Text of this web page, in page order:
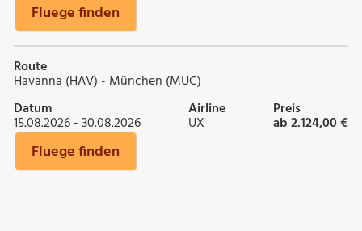
Fluege finden
Route
Havanna (HAV) - München (MUC)
Datum
15.08.2026 - 30.08.2026
Airline
UX
Preis
ab 2.124,00 €
Fluege finden